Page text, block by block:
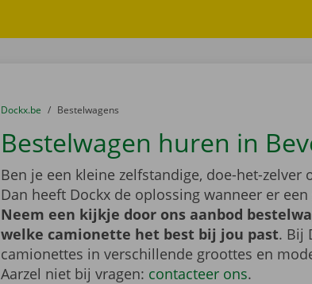
U bevindt zich hier:
van
Dockx.be naar
Bestelwagens
Bestelwagen huren in
Ben je een kleine zelfstandige, doe-het-
Dan heeft Dockx de oplossing wanneer er
Neem een kijkje door ons aanbod
welke camionette het best bij jou past. Bij
camionettes in verschillende groottes en
Aarzel niet bij vragen: contacteer ons.